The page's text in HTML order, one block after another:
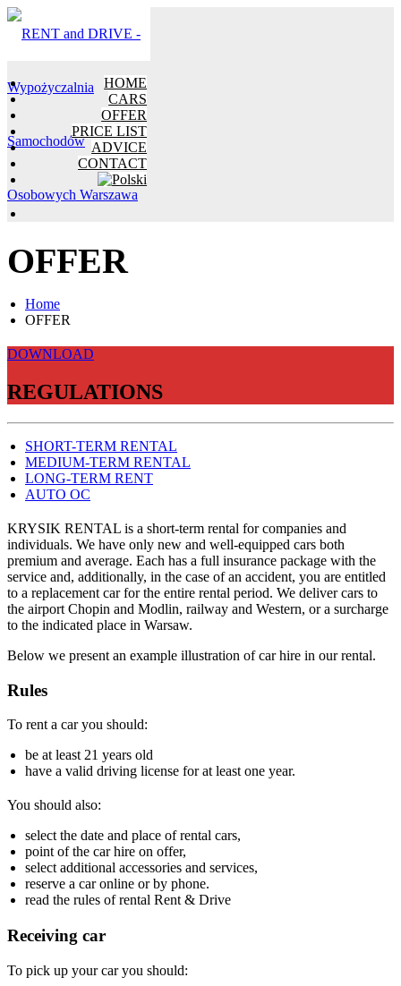
HOME
CARS
OFFER
PRICE LIST
ADVICE
CONTACT
OFFER
Home
OFFER
DOWNLOAD
REGULATIONS
SHORT-TERM RENTAL
MEDIUM-TERM RENTAL
LONG-TERM RENT
AUTO OC
KRYSIK RENTAL is a short-term rental for companies and
individuals. We have only new and well-equipped cars both
premium and average. Each has a full insurance package with the
service and, additionally, in the case of an accident, you are entitled
to a replacement car for the entire rental period. We deliver cars to
the airport Chopin and Modlin, railway and Western, or a surcharge
to the indicated place in Warsaw.
Below we present an example illustration of car hire in our rental.
Rules
To rent a car you should:
be at least 21 years old
have a valid driving license for at least one year.
You should also:
select the date and place of rental cars,
point of the car hire on offer,
select additional accessories and services,
reserve a car online or by phone.
read the rules of rental Rent & Drive
Receiving car
To pick up your car you should: